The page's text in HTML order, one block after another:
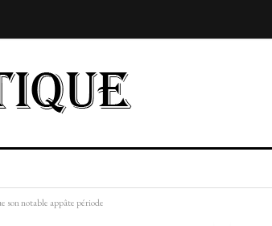
son notable appâte période